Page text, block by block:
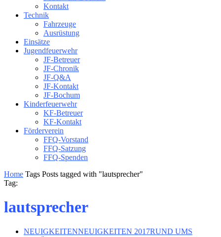
Kontakt
Technik
Fahrzeuge
Ausrüstung
Einsätze
Jugendfeuerwehr
JF-Betreuer
JF-Chronik
JF-Q&A
JF-Kontakt
JF-Bochum
Kinderfeuerwehr
KF-Betreuer
KF-Kontakt
Förderverein
FFQ-Vorstand
FFQ-Satzung
FFQ-Spenden
Home Tags Posts tagged with "lautsprecher"
Tag:
lautsprecher
NEUIGKEITENNEUIGKEITEN 2017RUND UMS